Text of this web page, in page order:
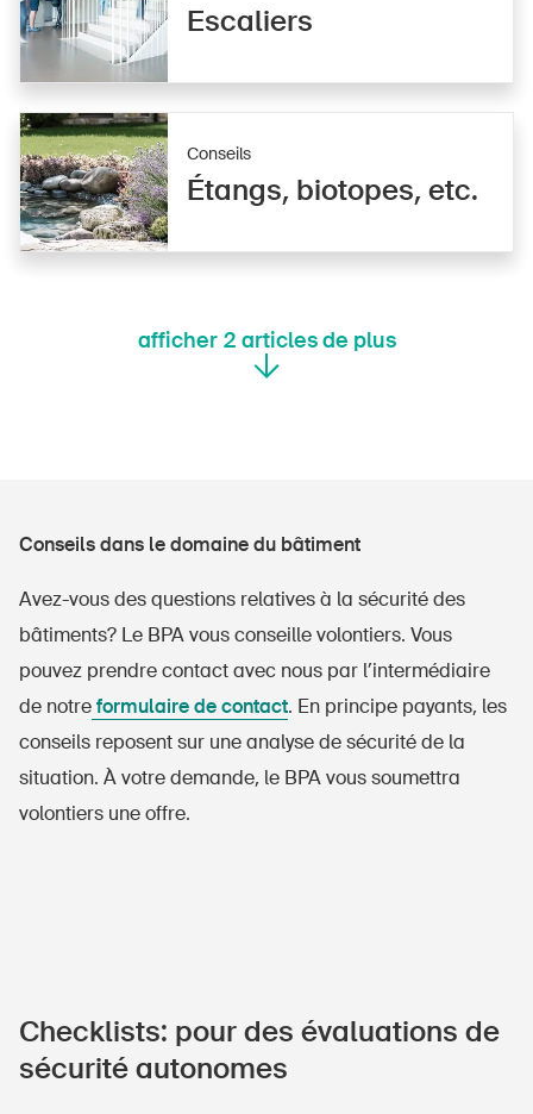
Escaliers
Conseils
Étangs, biotopes, etc.
afficher 2 articles de plus
Conseils dans le domaine du bâtiment
Avez-vous des questions relatives à la sécurité des
bâtiments? Le BPA vous conseille volontiers. Vous
pouvez prendre contact avec nous par l’intermédiaire
de notreformulaire de contact. En principe payants, les
conseils reposent sur une analyse de sécurité de la
situation. À votre demande, le BPA vous soumettra
volontiers une offre.
Checklists: pour des évaluations de
sécurité autonomes